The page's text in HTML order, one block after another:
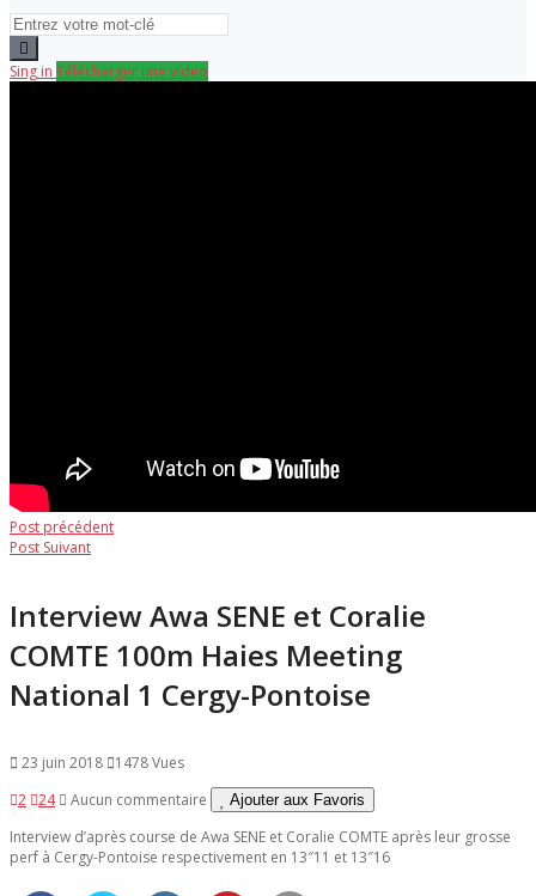
Sing in Télécharger une video
Navigation
l’article
Post précédentPost
Post SuivantPost
Interview Awa SENE et Coralie
COMTE 100m Haies Meeting
National 1 Cergy-Pontoise
23 juin 2018
1478 Vues
2 24 Aucun commentaire Ajouter aux Favoris
Interview d’après course de Awa SENE et Coralie COMTE après leur grosse
perf à Cergy-Pontoise respectivement en 13″11 et 13″16